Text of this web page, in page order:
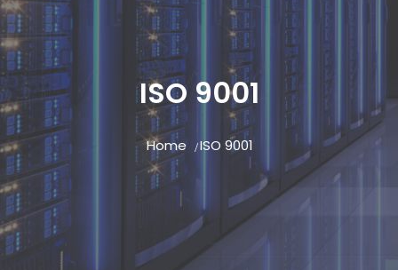
ISO 9001
Home ISO 9001